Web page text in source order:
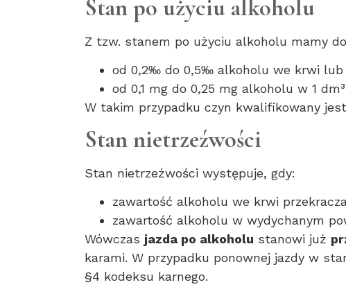
Stan po użyciu alkoholu
Z tzw. stanem po użyciu alkoholu mamy
od 0,2‰ do 0,5‰ alkoholu we krwi lub
od 0,1 mg do 0,25 mg alkoholu w 1
W takim przypadku czyn kwalifikowany
Stan nietrzeźwości
Stan nietrzeźwości występuje, gdy:
zawartość alkoholu we krwi
zawartość alkoholu w wydychanym
Wówczas jazda po alkoholu stanowi już
karami. W przypadku ponownej jazdy w
§4 kodeksu karnego.